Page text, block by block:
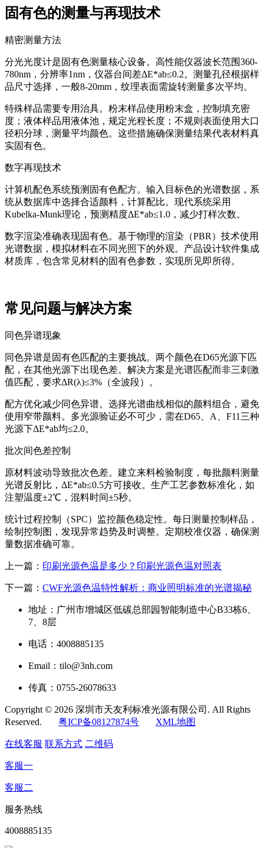
固有色的测量与再现技术
精密测量方法
分光光度计是固有色测量核心设备。高性能仪器波长范围360-
780nm，分辨率1nm，仪器台间差ΔE*ab≤0.2。测量孔径根据样
品尺寸选择，一般8-20mm，纹理表面需旋转测量多次平均。
特殊样品需要专用治具。粉末样品使用粉末盒，控制填充密
度；液体样品用液体池，规定光程长度；不规则表面使用大口
径积分球，测量平均颜色。这些措施确保测量结果代表材料真
实固有色。
数字再现技术
计算机配色系统预测固有色配方。输入目标色的光谱数据，系
统从数据库中选择合适颜料，计算配比。现代系统采用
Kubelka-Munk理论，预测精度ΔE*ab≤1.0，减少打样次数。
数字渲染准确表现固有色。基于物理的渲染（PBR）技术使用
光谱数据，模拟材料在不同光照下的外观。产品设计软件集成
材质库，包含常见材料的固有色参数，实现所见即所得。
常见问题与解决方案
同色异谱现象
同色异谱是固有色匹配的主要挑战。两个颜色在D65光源下匹
配，在其他光源下出现色差。解决方案是光谱匹配而非三刺激
值匹配，要求ΔR(λ)≤3%（全波段）。
配方优化减少同色异谱。选择光谱曲线相似的颜料组合，避免
使用窄带颜料。多光源验证必不可少，需在D65、A、F11三种
光源下ΔE*ab均≤2.0。
批次间色差控制
原材料波动导致批次色差。建立来料检验制度，每批颜料测量
光谱反射比，ΔE*ab≤0.5方可接收。生产工艺参数标准化，如
注塑温度±2℃，混料时间±5秒。
统计过程控制（SPC）监控颜色稳定性。每日测量控制样品，
绘制控制图，发现异常趋势及时调整。定期校准仪器，确保测
量数据准确可靠。
上一篇： 印刷光源色温是多少？印刷光源色温对照表
下一篇： CWF光源色温特性解析：商业照明标准的光谱揭秘
地址：广州市增城区低碳总部园智能制造中心B33栋6、
7、8层
电话：4008885135
Email：tilo@3nh.com
传真：0755-26078633
Copyright © 2026 深圳市天友利标准光源有限公司. All Rights
Reserved. 粤ICP备08127874号 XML地图
在线客服 联系方式 二维码
客服一
客服二
服务热线
4008885135